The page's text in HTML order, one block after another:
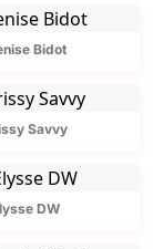
Bidot
Savvy
DW